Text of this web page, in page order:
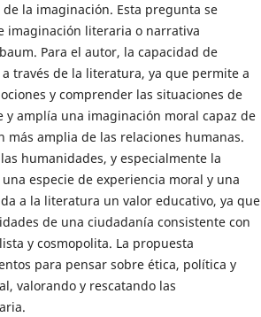
la imaginación. Esta pregunta se
imaginación literaria o narrativa
Para el autor, la capacidad de
través de la literatura, ya que permite a
y comprender las situaciones de
y amplía una imaginación moral capaz de
amplia de las relaciones humanas.
humanidades, y especialmente la
especie de experiencia moral y una
a la literatura un valor educativo, ya que
de una ciudadanía consistente con
y cosmopolita. La propuesta
para pensar sobre ética, política y
valorando y rescatando las